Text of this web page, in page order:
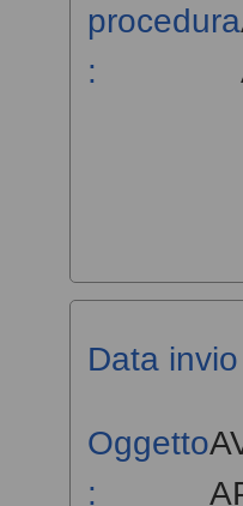
procedura
:
Data
Oggetto
: